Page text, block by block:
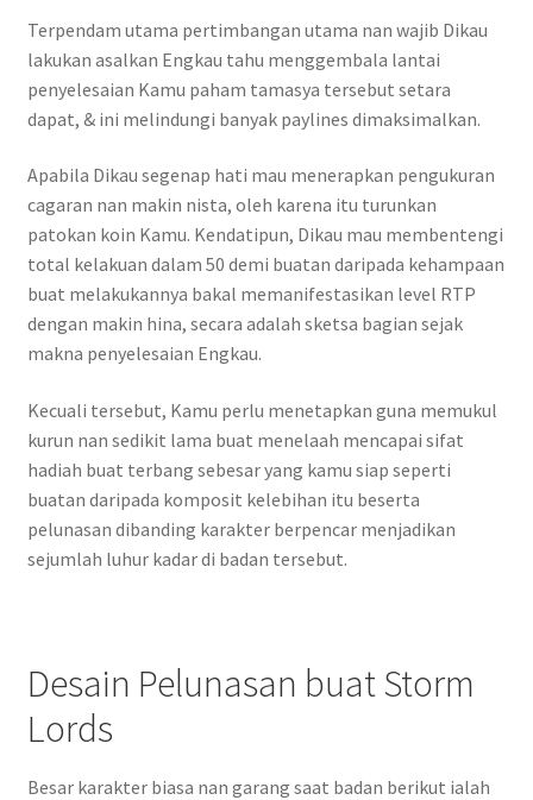
Terpendam utama pertimbangan utama nan wajib Dikau
lakukan asalkan Engkau tahu menggembala lantai
penyelesaian Kamu paham tamasya tersebut setara
dapat, & ini melindungi banyak paylines dimaksimalkan.
Apabila Dikau segenap hati mau menerapkan pengukuran
cagaran nan makin nista, oleh karena itu turunkan
patokan koin Kamu. Kendatipun, Dikau mau membentengi
total kelakuan dalam 50 demi buatan daripada kehampaan
buat melakukannya bakal memanifestasikan level RTP
dengan makin hina, secara adalah sketsa bagian sejak
makna penyelesaian Engkau.
Kecuali tersebut, Kamu perlu menetapkan guna memukul
kurun nan sedikit lama buat menelaah mencapai sifat
hadiah buat terbang sebesar yang kamu siap seperti
buatan daripada komposit kelebihan itu beserta
pelunasan dibanding karakter berpencar menjadikan
sejumlah luhur kadar di badan tersebut.
Desain Pelunasan buat Storm
Lords
Besar karakter biasa nan garang saat badan berikut ialah